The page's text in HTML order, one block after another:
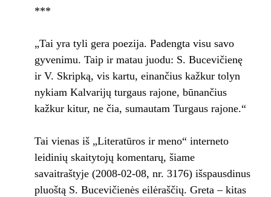
***
„Tai yra tyli gera poezija. Padengta visu savo
gyvenimu. Taip ir matau juodu: S. Bucevičienę
ir V. Skripką, vis kartu, einančius kažkur tolyn
nykiam Kalvarijų turgaus rajone, būnančius
kažkur kitur, ne čia, sumautam Turgaus rajone.“
Tai vienas iš „Literatūros ir meno“ interneto
leidinių skaitytojų komentarų, šiame
savaitraštyje (2008-02-08, nr. 3176) išspausdinus
pluoštą S. Bucevičienės eilėraščių. Greta – kitas